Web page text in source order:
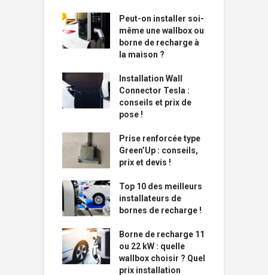
Peut-on installer soi-
même une wallbox ou
borne de recharge à
la maison ?
Installation Wall
Connector Tesla :
conseils et prix de
pose !
Prise renforcée type
Green’Up : conseils,
prix et devis !
Top 10 des meilleurs
installateurs de
bornes de recharge !
Borne de recharge 11
ou 22 kW : quelle
wallbox choisir ? Quel
prix installation